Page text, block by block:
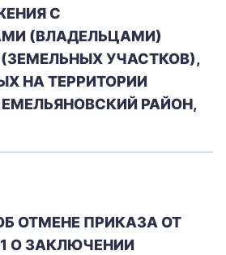
С
(ВЛАДЕЛЬЦАМИ)
УЧАСТКОВ),
НА ТЕРРИТОРИИ
РАЙОН,
ОТМЕНЕ ПРИКАЗА ОТ
О ЗАКЛЮЧЕНИИ